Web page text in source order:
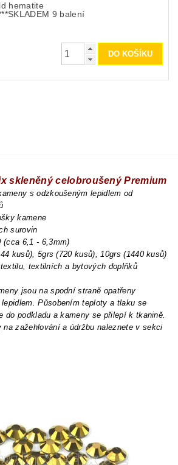
hematite
9 balení
skleněný celobroušený Premium
s odzkoušeným lepidlem od
kamene
surovin
(cca 6,1 - 6,3mm)
kusů), 5grs (720 kusů), 10grs (1440 kusů)
textilních a bytových doplňků
jsou na spodní straně opatřeny
Působením teploty a tlaku se
do podkladu a kameny se přilepí k tkanině.
zažehlování a údržbu naleznete v sekci